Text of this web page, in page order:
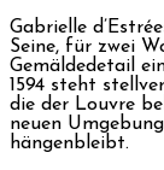
Gabrielle
Seine, für zwei
Gemäldedetail
1594 steht
die der Louvre
neuen
hängenbleibt.